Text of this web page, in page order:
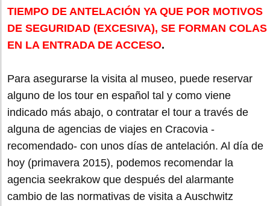
TIEMPO DE ANTELACIÓN YA QUE POR MOTIVOS
DE SEGURIDAD (EXCESIVA), SE FORMAN COLAS
EN LA ENTRADA DE ACCESO.
Para asegurarse la visita al museo, puede reservar
alguno de los tour en español tal y como viene
indicado más abajo, o contratar el tour a través de
alguna de agencias de viajes en Cracovia -
recomendado- con unos días de antelación. Al día de
hoy (primavera 2015), podemos recomendar la
agencia seekrakow que después del alarmante
cambio de las normativas de visita a Auschwitz